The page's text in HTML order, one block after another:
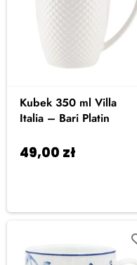
Kubek 350 ml Villa
Italia – Bari Platin
49,00 zł